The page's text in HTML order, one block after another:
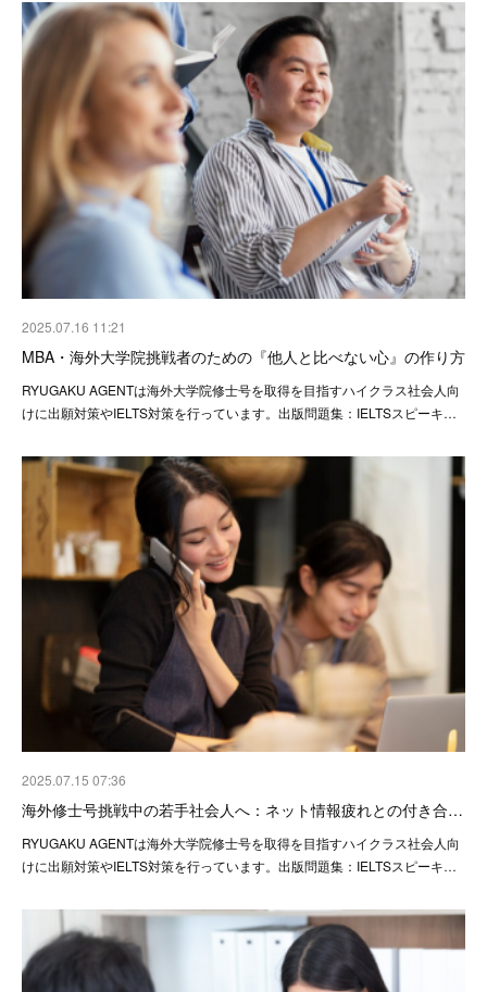
2025.07.16 11:21
MBA・海外大学院挑戦者のための『他人と比べない心』の作り方
RYUGAKU AGENTは海外大学院修士号を取得を目指すハイクラス社会人向
けに出願対策やIELTS対策を行っています。出版問題集：IELTSスピーキ…
2025.07.15 07:36
海外修士号挑戦中の若手社会人へ：ネット情報疲れとの付き合…
RYUGAKU AGENTは海外大学院修士号を取得を目指すハイクラス社会人向
けに出願対策やIELTS対策を行っています。出版問題集：IELTSスピーキ…